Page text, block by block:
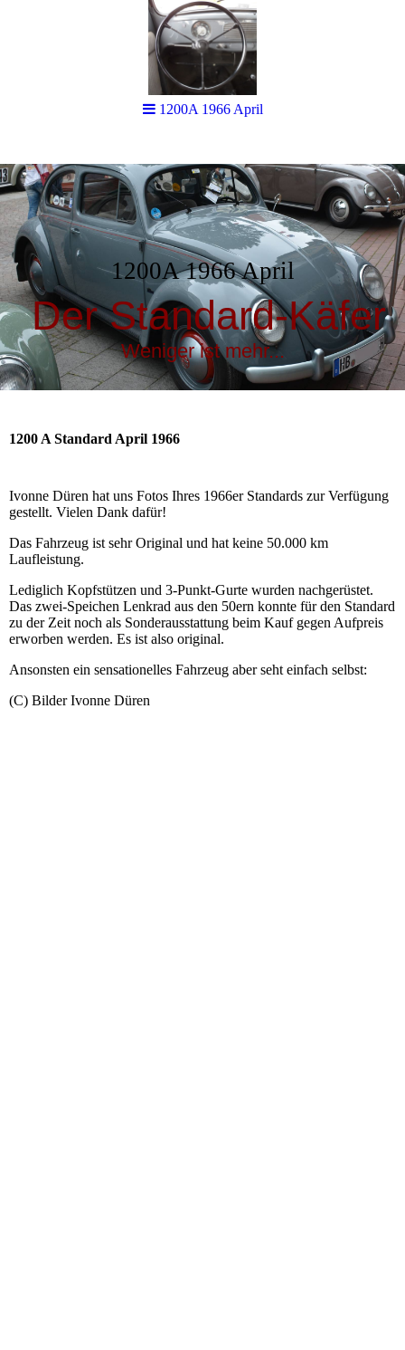
1200A 1966 April
Der Standard-Käfer
Weniger ist mehr...
1200 A Standard April 1966
Ivonne Düren hat uns Fotos Ihres 1966er Standards zur Verfügung
gestellt. Vielen Dank dafür!
Das Fahrzeug ist sehr Original und hat keine 50.000 km
Laufleistung.
Lediglich Kopfstützen und 3-Punkt-Gurte wurden nachgerüstet.
Das zwei-Speichen Lenkrad aus den 50ern konnte für den Standard
zu der Zeit noch als Sonderausstattung beim Kauf gegen Aufpreis
erworben werden. Es ist also original.
Ansonsten ein sensationelles Fahrzeug aber seht einfach selbst:
(C) Bilder Ivonne Düren
1200A 1966 April